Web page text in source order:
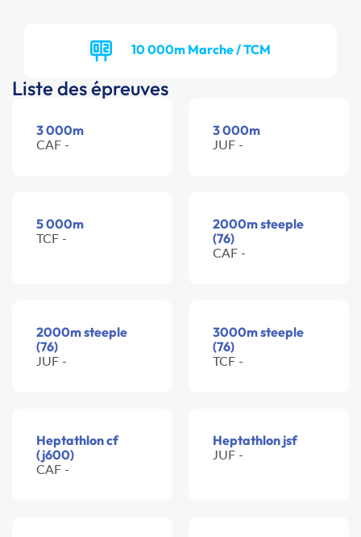
10 000m Marche / TCM
Liste des épreuves
3 000m
CAF -
3 000m
JUF -
5 000m
TCF -
2000m steeple
(76)
CAF -
2000m steeple
(76)
JUF -
3000m steeple
(76)
TCF -
Heptathlon cf
(j600)
CAF -
Heptathlon jsf
JUF -